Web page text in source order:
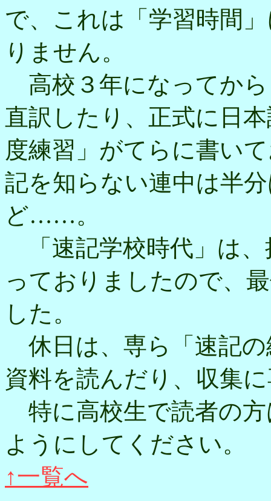
で、これは「学習時間
りません。
高校３年になってか
直訳したり、正式に日
度練習」がてらに書い
記を知らない連中は半
ど……。
「速記学校時代」は、
っておりましたので、
した。
休日は、専ら「速記の
資料を読んだり、収集
特に高校生で読者の
ようにしてください。
↑一覧へ